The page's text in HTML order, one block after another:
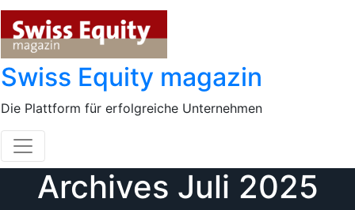
Skip
content
Swiss Equity magazin
Die Plattform für erfolgreiche Unternehmen
Archives Juli 2025